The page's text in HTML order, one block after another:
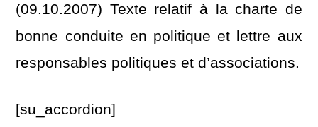
(09.10.2007) Texte relatif à la charte de
bonne conduite en politique et lettre aux
responsables politiques et d’associations.
[su_accordion]